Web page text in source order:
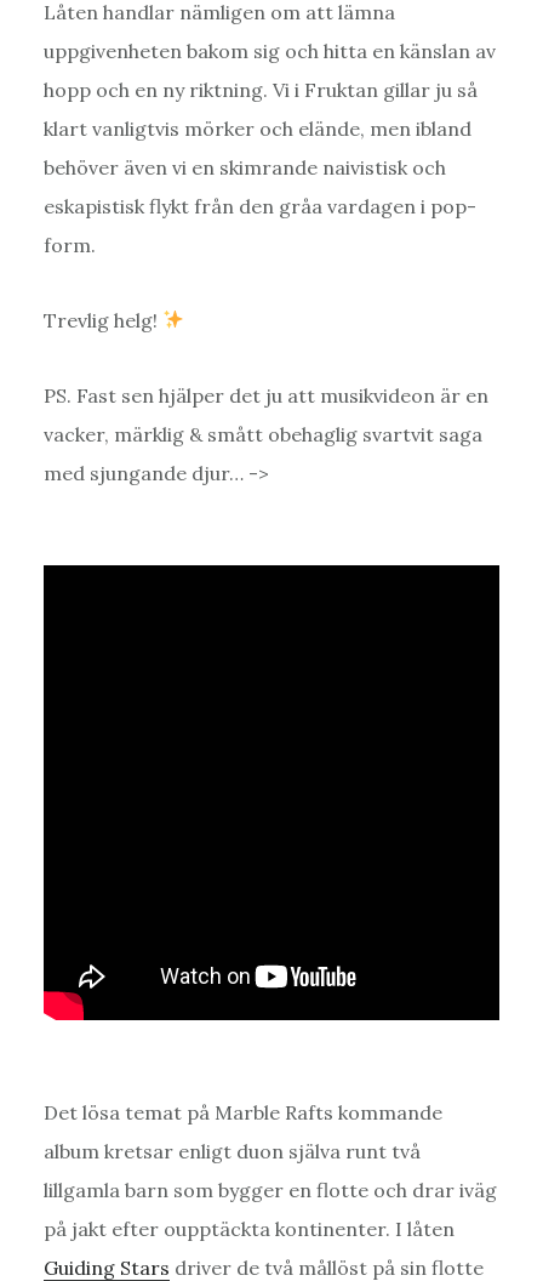
Låten handlar nämligen om att lämna
uppgivenheten bakom sig och hitta en känslan av
hopp och en ny riktning. Vi i Fruktan gillar ju så
klart vanligtvis mörker och elände, men ibland
behöver även vi en skimrande naivistisk och
eskapistisk flykt från den gråa vardagen i pop-
form.
Trevlig helg!
PS. Fast sen hjälper det ju att musikvideon är en
vacker, märklig & smått obehaglig svartvit saga
med sjungande djur… ->
Det lösa temat på Marble Rafts kommande
album kretsar enligt duon själva runt två
lillgamla barn som bygger en flotte och drar iväg
på jakt efter oupptäckta kontinenter. I låten
Guiding Stars driver de två mållöst på sin flotte